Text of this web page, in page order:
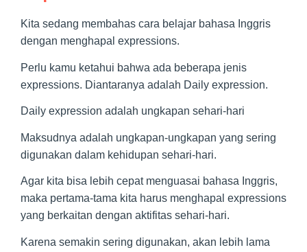
Kita sedang membahas cara belajar bahasa Inggris
dengan menghapal expressions.
Perlu kamu ketahui bahwa ada beberapa jenis
expressions. Diantaranya adalah Daily expression.
Daily expression adalah ungkapan sehari-hari
Maksudnya adalah ungkapan-ungkapan yang sering
digunakan dalam kehidupan sehari-hari.
Agar kita bisa lebih cepat menguasai bahasa Inggris,
maka pertama-tama kita harus menghapal expressions
yang berkaitan dengan aktifitas sehari-hari.
Karena semakin sering digunakan, akan lebih lama